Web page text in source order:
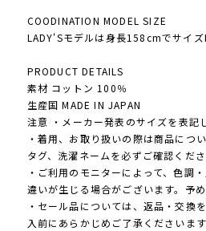
COODINATION MODEL SIZE
LADY'Sモデルは身長158cmでサイズ
PRODUCT DETAILS
素材 コットン 100％
生産国 MADE IN JAPAN
注意 ・メーカー発表のサイズを表記
・着用、お取り扱いの際は商品につ
タグ、洗濯ネームを必ずご確認くださ
・ご利用のモニターによって、色調
違いが生じる場合がございます。予め
・セール品については、返品・交換
入前にあらかじめご了承くださいま